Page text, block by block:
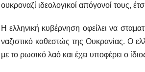
ουκροναζί ιδεολογικοί απόγονοί τους,
Η ελληνική κυβέρνηση οφείλει να
ναζιστικό καθεστώς της Ουκρανίας. Ο
με το ρωσικό λαό και έχει υποφέρει ο